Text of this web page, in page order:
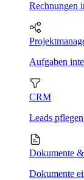
Rechnungen
Aufgaben
CRM
Leads
Dokumente
Dokumente